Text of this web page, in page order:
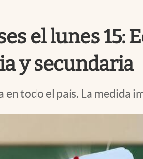
el lunes 15:
y secundaria
todo el país. La medida